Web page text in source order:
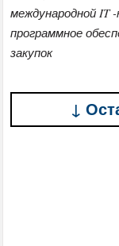
международной IT
программное
закупок
↓